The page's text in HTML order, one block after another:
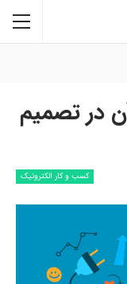
در تصمیم
کسب و کار الکترونیک